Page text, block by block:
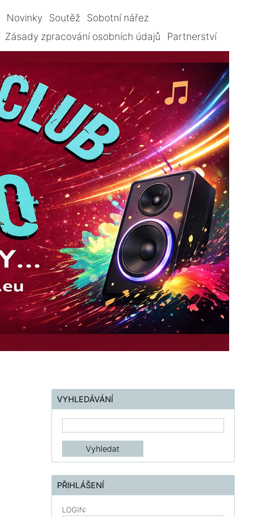
Novinky Soutěž
Sobotní nářez
Zásady zpracování osobních údajů Partnerství
VYHLEDÁVÁNÍ
PŘIHLÁŠENÍ
LOGIN: